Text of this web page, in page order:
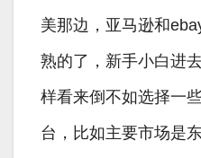
美那边，亚马逊和
熟的了，新手小白进
样看来倒不如选择一
台，比如主要市场是